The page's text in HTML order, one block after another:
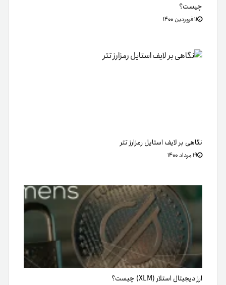
چیست؟
۱۱ فروردین ۱۴۰۰
نگاهی بر لایف استایل رمزارز تتر
۱۹ مرداد ۱۴۰۰
ارز دیجیتال استلار (XLM) چیست؟